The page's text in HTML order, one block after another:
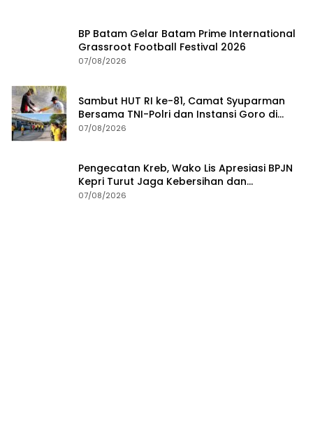
BP Batam Gelar Batam Prime International
Grassroot Football Festival 2026
07/08/2026
Sambut HUT RI ke-81, Camat Syuparman
Bersama TNI-Polri dan Instansi Goro di
Pantai Piwang
07/08/2026
Pengecatan Kreb, Wako Lis Apresiasi BPJN
Kepri Turut Jaga Kebersihan dan
Keindahan Ruas Jalan
07/08/2026